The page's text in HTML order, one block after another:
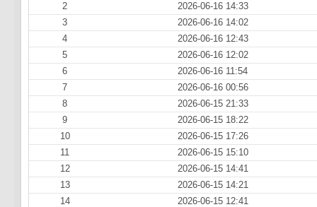
2
2026-06-16 14:33
3
2026-06-16 14:02
4
2026-06-16 12:43
5
2026-06-16 12:02
6
2026-06-16 11:54
7
2026-06-16 00:56
8
2026-06-15 21:33
9
2026-06-15 18:22
10
2026-06-15 17:26
11
2026-06-15 15:10
12
2026-06-15 14:41
13
2026-06-15 14:21
14
2026-06-15 12:41